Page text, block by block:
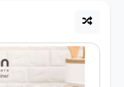
لوازم برقی
مراقبت شخصی